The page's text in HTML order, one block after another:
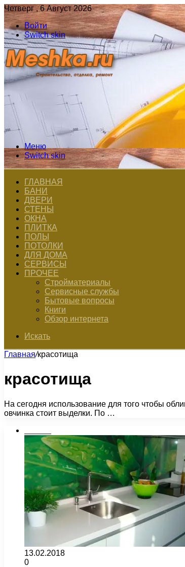
Четверг , 6 Август 2026
Войти
Switch skin
Меню
Switch skin
ГЛАВНАЯ
БАНИ
ДВЕРИ
СТЕНЫ
ОКНА
ПЛИТКА
ПОЛЫ
ПОТОЛКИ
ДЛЯ ДОМА
СЕРВИСЫ
ПРОЧЕЕ
Стройматериалы
Сервисные службы
Бытовые вопросы
Книги
Обзор интернета
Искать
Главная/красотища
красотища
На сегодня использование для того чтобы
овчинка стоит выделки. По …
13.02.2018
0